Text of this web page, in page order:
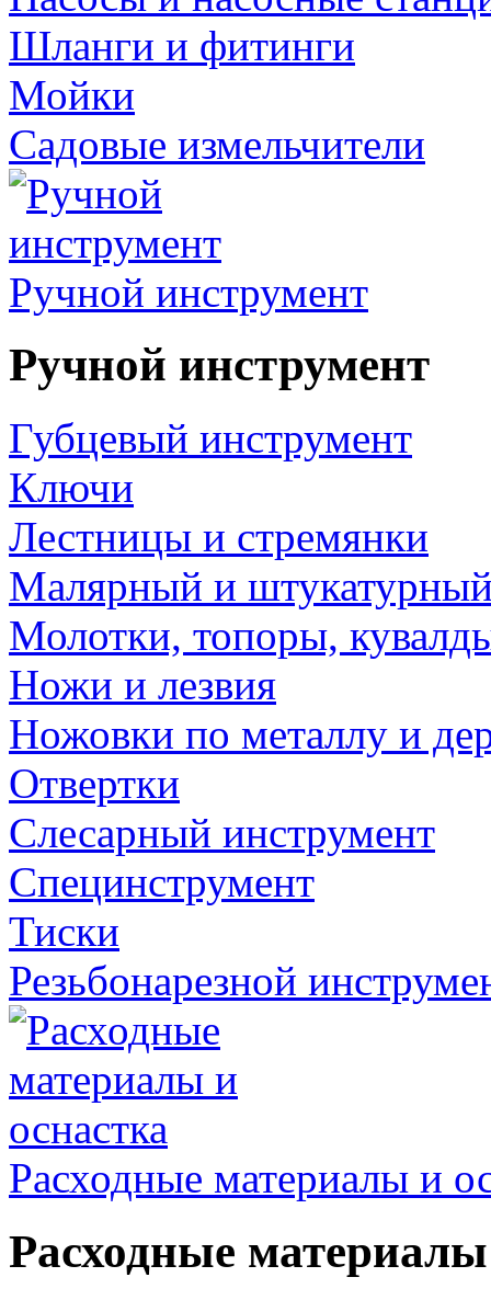
Шланги и фитинги
Мойки
Садовые измельчители
Ручной инструмент
Ручной инструмент
Губцевый инструмент
Ключи
Лестницы и стремянки
Малярный и
Молотки, топоры,
Ножи и лезвия
Ножовки по металлу и
Отвертки
Слесарный инструмент
Специнструмент
Тиски
Резьбонарезной
Расходные материалы и
Расходные